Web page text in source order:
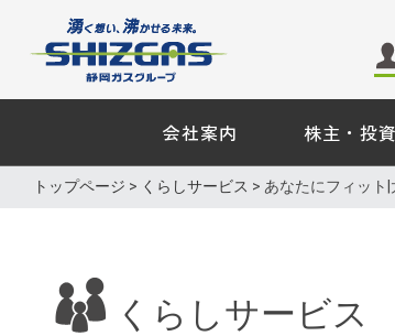
家庭用
ガス
くらし
会社案内 株主・投
トップページ > くらしサービス > あなたにフィット
くらしサービス